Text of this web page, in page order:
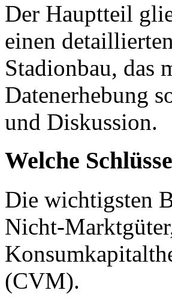
Der Hauptteil
einen
Stadionbau, das
Datenerhebung
und Diskussion.
Welche
Die wichtigsten
Nicht-
(CVM).